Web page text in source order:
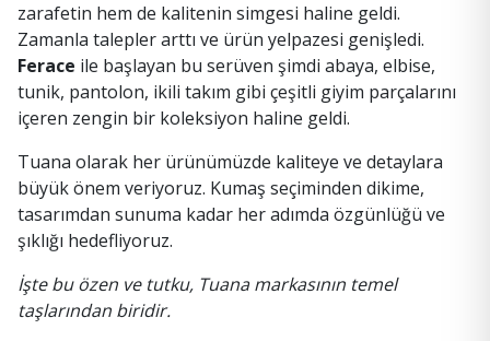
zarafetin hem de kalitenin simgesi haline geldi.
Zamanla talepler arttı ve ürün yelpazesi genişledi.
Ferace ile başlayan bu serüven şimdi abaya, elbise,
tunik, pantolon, ikili takım gibi çeşitli giyim parçalarını
içeren zengin bir koleksiyon haline geldi.
Tuana olarak her ürünümüzde kaliteye ve detaylara
büyük önem veriyoruz. Kumaş seçiminden dikime,
tasarımdan sunuma kadar her adımda özgünlüğü ve
şıklığı hedefliyoruz.
İşte bu özen ve tutku, Tuana markasının temel
taşlarından biridir.